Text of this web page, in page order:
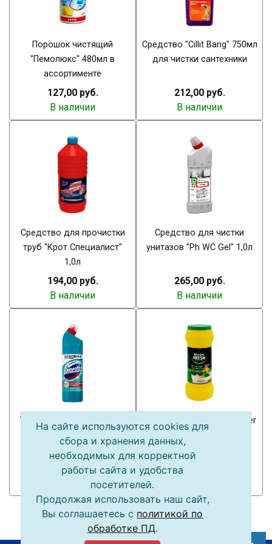
Порошок чистящий
"Пемолюкс" 480мл в
ассортименте
127,00 руб.
В наличии
Средство "Cillit Bang" 750мл
для чистки сантехники
212,00 руб.
В наличии
Средство для прочистки
труб "Крот Специалист"
1,0л
194,00 руб.
В наличии
Средство для чистки
унитазов "Ph WC Gel" 1,0л
265,00 руб.
В наличии
Универсальное чистящее
средство "Domestos"
750мл
197,00 руб.
В наличии
Чистящий порошок "Master
67,00 руб.
На сайте используются cookies для
сбора и хранения данных,
необходимых для корректной
работы сайта и удобства
посетителей.
Продолжая использовать наш сайт,
Вы соглашаетесь с политикой по
обработке ПД.